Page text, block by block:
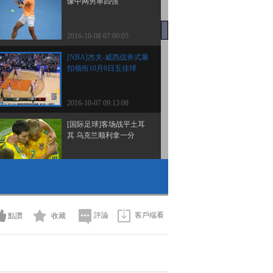
2016-10-08 07:00:05
[NBA]杰夫-威西战斧式暴
扣领衔10月6日五佳球
2016-10-07 09:13:08
[国际足球]客场战平土耳
其 乌克兰顺利拿一分
2016-10-07 09:05:07
逆转 冰岛主场击败芬兰
點讚 收藏 評論 客戶端看